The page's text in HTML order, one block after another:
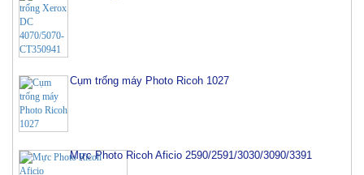
Cụm trống máy Photo Ricoh 1027
Mực Photo Ricoh Aficio 2590/2591/3030/3090/3391